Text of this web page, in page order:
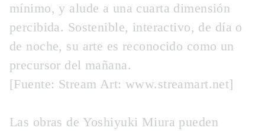
mínimo, y alude a una cuarta dimensión
percibida. Sostenible, interactivo, de día o
de noche, su arte es reconocido como un
precursor del mañana.
[Fuente: Stream Art: www.streamart.net]
Las obras de Yoshiyuki Miura pueden